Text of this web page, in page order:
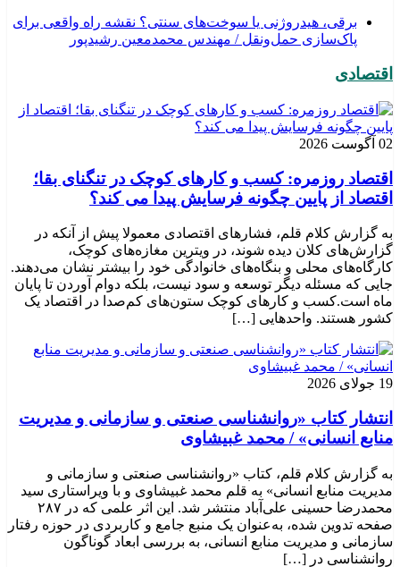
برقی، هیدروژنی یا سوخت‌های سنتی؟ نقشه راه واقعی برای
پاک‌سازی حمل‌ونقل / مهندس محمدمعین رشیدپور
اقتصادی
02 آگوست 2026
اقتصاد روزمره: کسب‌ و کارهای کوچک در تنگنای بقا؛
اقتصاد از پایین چگونه فرسایش پیدا می کند؟
به گزارش کلام قلم، فشارهای اقتصادی معمولا پیش از آنکه در
گزارش‌های کلان دیده شوند، در ویترین مغازه‌های کوچک،
کارگاه‌های محلی و بنگاه‌های خانوادگی خود را بیشتر نشان می‌دهند.
جایی که مسئله دیگر توسعه و سود نیست، بلکه دوام آوردن تا پایان
ماه است.کسب‌ و کارهای کوچک ستون‌های کم‌صدا در اقتصاد یک
کشور هستند. واحدهایی […]
19 جولای 2026
انتشار کتاب «روانشناسی صنعتی و سازمانی و مدیریت
منابع انسانی» / محمد غبیشاوی
به گزارش کلام قلم، کتاب «روانشناسی صنعتی و سازمانی و
مدیریت منابع انسانی» به قلم محمد غبیشاوی و با ویراستاری سید
محمدرضا حسینی علی‌آباد منتشر شد. این اثر علمی که در ۲۸۷
صفحه تدوین شده، به‌عنوان یک منبع جامع و کاربردی در حوزه رفتار
سازمانی و مدیریت منابع انسانی، به بررسی ابعاد گوناگون
روانشناسی در […]